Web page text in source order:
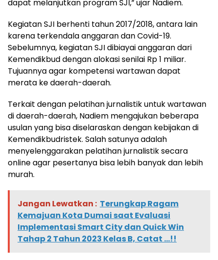
dapat melanjutkan program SJI,” ujar Nadiem.
Kegiatan SJI berhenti tahun 2017/2018, antara lain
karena terkendala anggaran dan Covid-19.
Sebelumnya, kegiatan SJI dibiayai anggaran dari
Kemendikbud dengan alokasi senilai Rp 1 miliar.
Tujuannya agar kompetensi wartawan dapat
merata ke daerah-daerah.
Terkait dengan pelatihan jurnalistik untuk wartawan
di daerah-daerah, Nadiem mengajukan beberapa
usulan yang bisa diselaraskan dengan kebijakan di
Kemendikbudristek. Salah satunya adalah
menyelenggarakan pelatihan jurnalistik secara
online agar pesertanya bisa lebih banyak dan lebih
murah.
Jangan Lewatkan : Terungkap Ragam
Kemajuan Kota Dumai saat Evaluasi
Implementasi Smart City dan Quick Win
Tahap 2 Tahun 2023 Kelas B, Catat ...!!